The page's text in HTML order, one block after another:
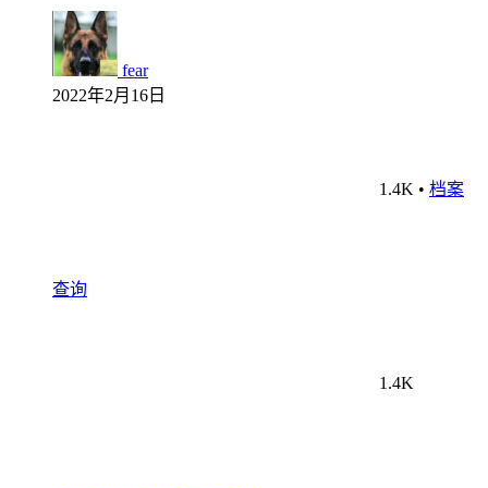
fear
2022年2月16日
1.4K • 档案
查询
1.4K